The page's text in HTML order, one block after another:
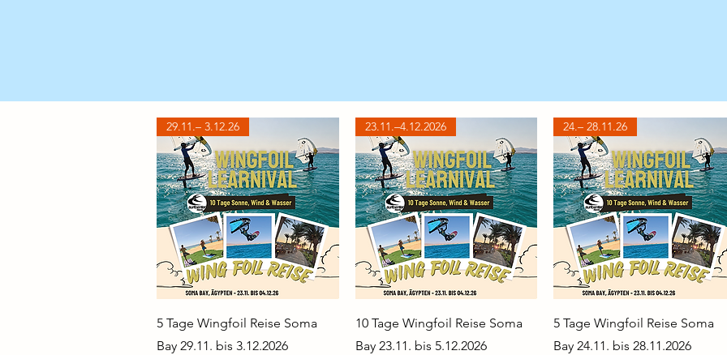
29.11.– 3.12.26
5 Tage Wingfoil Reise Soma
Bay 29.11. bis 3.12.2026
23.11.–4.12.2026
10 Tage Wingfoil Reise Soma
Bay 23.11. bis 5.12.2026
24.– 28.11.26
5 Tage Wingfoil Reise Soma
Bay 24.11. bis 28.11.2026